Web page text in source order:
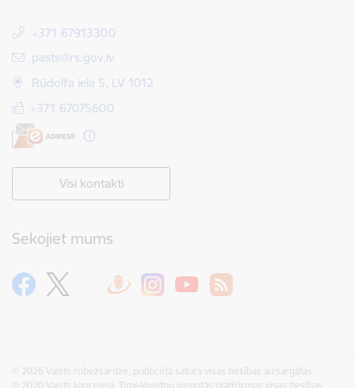
+371 67913300
E-pasts:
pasts@rs.gov.lv
Rūdolfa iela 5, LV 1012
+371 67075600
Visi kontakti
Sekojiet mums
© 2026 Valsts robežsardze, publicētā satura visas tiesības aizsargātas.
© 2020 Valsts kanceleja, Tīmekļvietņu vienotās platformas visas tiesības